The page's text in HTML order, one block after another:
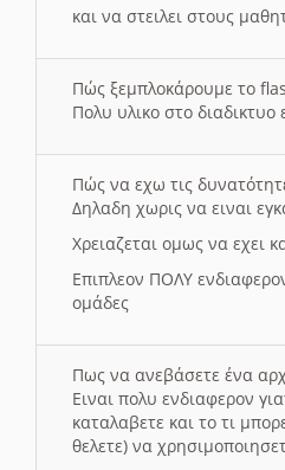
και να στειλει στους
Πώς ξεμπλοκάρουμε το
Πολυ υλικο στο διαδικτυο
Πώς να εχω τις
Δηλαδη χωρις να ειναι
Χρειαζεται ομως να εχει
Επιπλεον ΠΟΛΥ
ομάδες
Πως να ανεβάσετε ένα
Ειναι πολυ ενδιαφερον
καταλαβετε και το τι
θελετε) να